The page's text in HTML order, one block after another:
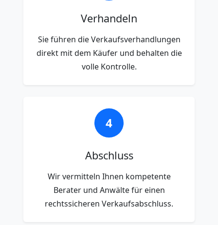
Verhandeln
Sie führen die Verkaufsverhandlungen
direkt mit dem Käufer und behalten die
volle Kontrolle.
4
Abschluss
Wir vermitteln Ihnen kompetente
Berater und Anwälte für einen
rechtssicheren Verkaufsabschluss.